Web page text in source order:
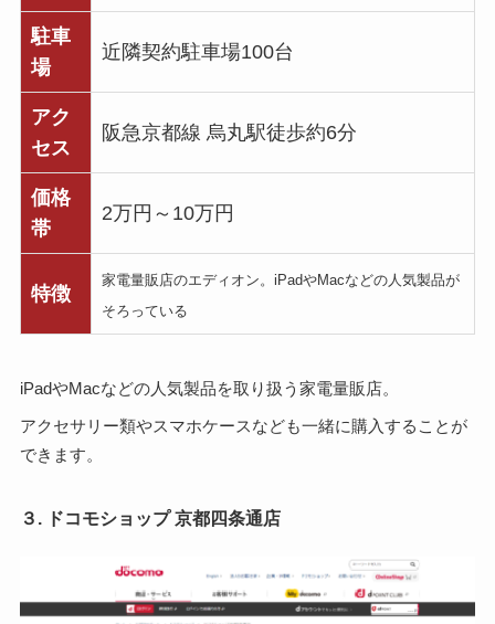
駐車
場
近隣契約駐車場100台
アク
セス
阪急京都線 烏丸駅徒歩約6分
価格
帯
2万円～10万円
特徴
家電量販店のエディオン。iPadやMacなどの人気製品が
そろっている
iPadやMacなどの人気製品を取り扱う家電量販店。
アクセサリー類やスマホケースなども一緒に購入することが
できます。
３. ドコモショップ 京都四条通店